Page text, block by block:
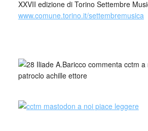
XXVII edizione di Torino Settembre
www.comune.torino.it/settembremusica